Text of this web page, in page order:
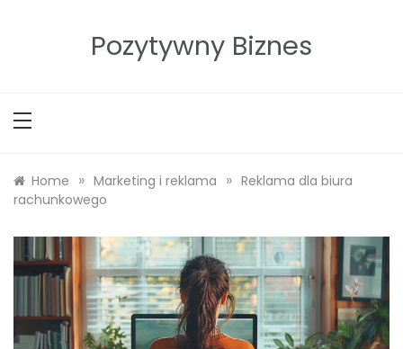
Pozytywny Biznes
Home » Marketing i reklama » Reklama dla biura
rachunkowego